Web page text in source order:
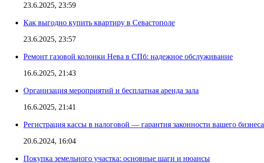
23.6.2025, 23:59
Как выгодно купить квартиру в Севастополе
23.6.2025, 23:57
Ремонт газовой колонки Нева в СПб: надежное обслуживание
16.6.2025, 21:43
Организация мероприятий и бесплатная аренда зала
16.6.2025, 21:41
Регистрация кассы в налоговой — гарантия законности вашего бизнеса
20.6.2024, 16:04
Покупка земельного участка: основные шаги и нюансы